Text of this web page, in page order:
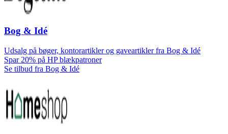
Bog & Idé
Udsalg på bøger, kontorartikler og gaveartikler fra Bog & Idé
Spar 20% på HP blækpatroner
Se tilbud fra Bog & Idé